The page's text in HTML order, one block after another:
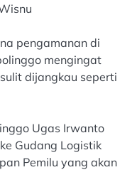
pengamanan di
mengingat
dijangkau seperti
Ugas Irwanto
Gudang Logistik
Pemilu yang akan